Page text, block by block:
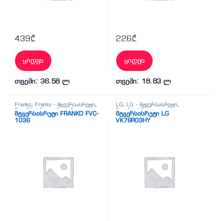
439₾
ყიდვა
თვეში: 36.58 ლ
226₾
ყიდვა
თვეში: 18.83 ლ
Franko, Franko - მტვერსასრუტი,
მტვერსასრუტი ,
ჰიგიენა-
სისუფთავე
მტვერსასრუტი FRANKO FVC-
1036
LG, LG - მტვერსასრუტი,
მტვერსასრუტი
მტვერსასრუტი LG
VK76R03HY